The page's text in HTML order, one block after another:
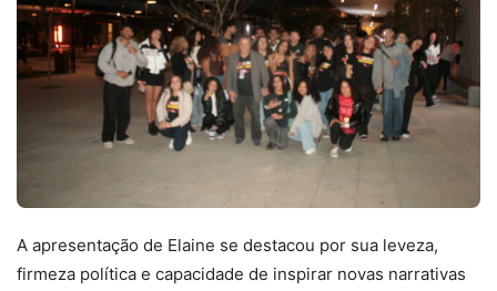
A apresentação de Elaine se destacou por sua leveza,
firmeza política e capacidade de inspirar novas narrativas